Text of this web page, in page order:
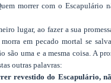
morrer com o Escapulário
lugar, ao fazer a sua
em pecado mortal se
são uma e a mesma coisa. A
outras palavras:
revestido do Escapulário,